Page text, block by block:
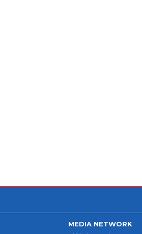
MEDIA NETWORK